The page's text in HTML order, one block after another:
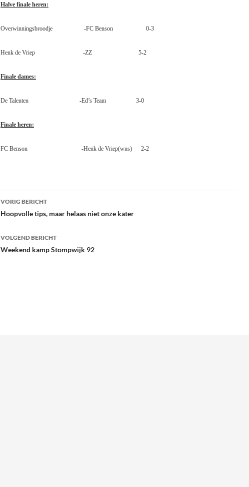
Halve finale heren:
Overwinningsbroodje -FC Benson 0-3
Henk de Vriep -ZZ 5-2
Finale dames:
De Talenten -Ed’s Team 3-0
Finale heren:
FC Benson -Henk de Vriep(wns) 2-2
Bericht
navigatie
VORIG BERICHT
Hoopvolle tips, maar helaas niet onze kater
VOLGEND BERICHT
Weekend kamp Stompwijk 92